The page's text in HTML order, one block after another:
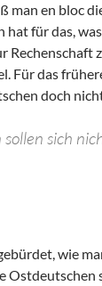
man en bloc
hat für das,
Rechenschaft
Für das
doch
sich
wie
Ostdeutschen